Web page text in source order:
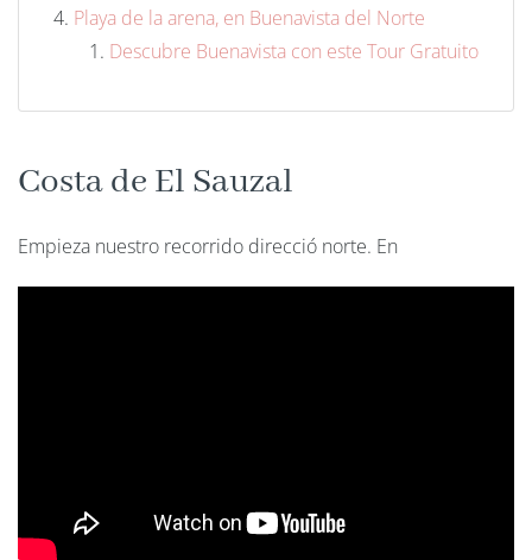
Playa de la arena, en Buenavista del Norte
Descubre Buenavista con este Tour Gratuito
Costa de El Sauzal
Empieza nuestro recorrido direcció norte. En